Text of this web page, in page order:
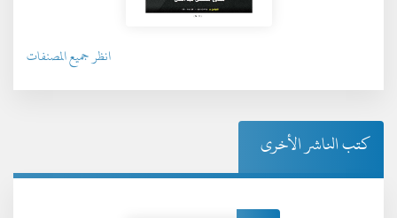
انظر جميع المصنفات
كتب الناشر الأخرى